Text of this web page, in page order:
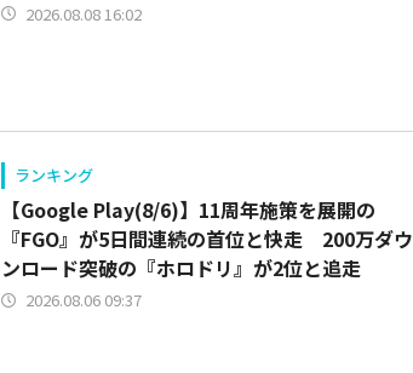
2026.08.08 16:02
ランキング
【Google Play(8/6)】11周年施策を展開の
『FGO』が5日間連続の首位と快走 200万ダウ
ンロード突破の『ホロドリ』が2位と追走
2026.08.06 09:37